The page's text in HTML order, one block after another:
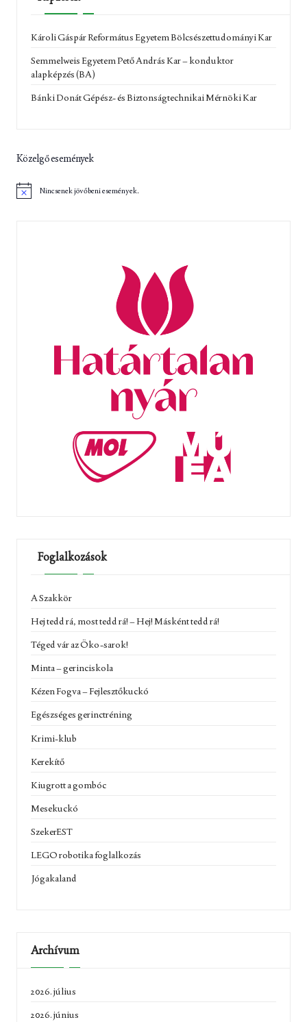
Károli Gáspár Református Egyetem Bölcsészettudományi Kar
Semmelweis Egyetem Pető András Kar – konduktor
alapképzés (BA)
Bánki Donát Gépész- és Biztonságtechnikai Mérnöki Kar
Közelgő események
Nincsenek jövőbeni események.
Foglalkozások
A Szakkör
Hej tedd rá, most tedd rá! – Hej! Másként tedd rá!
Téged vár az Öko-sarok!
Minta – gerinciskola
Kézen Fogva – Fejlesztőkuckó
Egészséges gerinctréning
Krimi-klub
Kerekítő
Kiugrott a gombóc
Mesekuckó
SzekerEST
LEGO robotika foglalkozás
Jógakaland
Archívum
2026. július
2026. június